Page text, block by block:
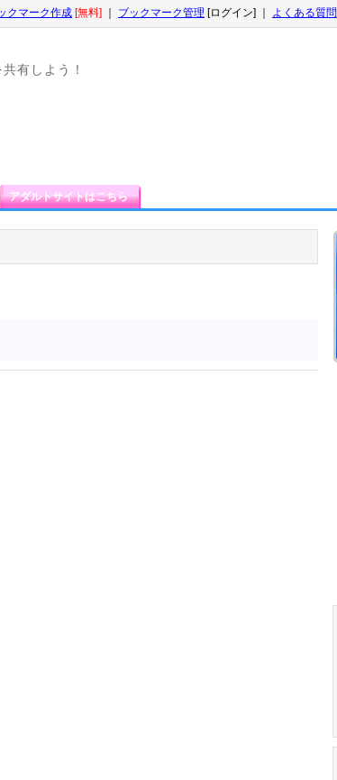
クマーク作成 [無料] ブックマーク管理 [ログイン] ｜ よくある質問
有しよう！
アダルトサイトはこちら